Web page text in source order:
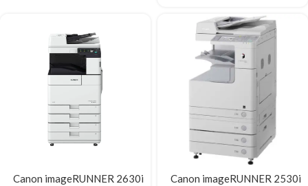
Canon imageRUNNER 2530i
Canon imageRUNNER 2630i